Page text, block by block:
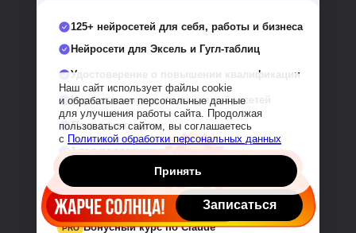
PRO Бонусный курс по Claude
PRO ИИ-навигатор
Доступ к курсу и обновлениям навсегда
1 год поддержки куратора
Подходит с нуля
Удостоверение о повышении квалификации
Научим говорить на языке нейросетей
Нейросети для Эксель и Гугл-таблиц
125+ нейросетей для себя, работы и бизнеса
Записаться
Принять
Наш сайт использует файлы cookie
и обрабатывает персональные данные
для улучшения работы сайта. Продолжая
пользоваться сайтом, вы соглашаетесь
с Политикой обработки персональных данных